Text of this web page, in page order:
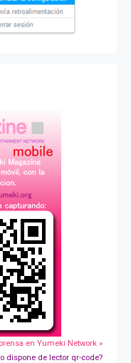
en Yumeki Network »
dispone de lector qr-code?